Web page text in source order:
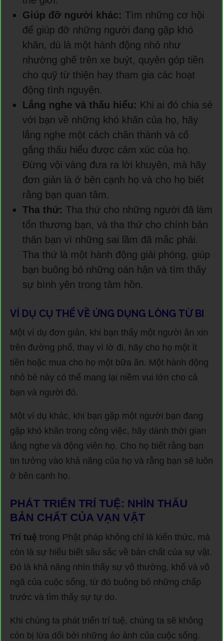
Giúp đỡ người khác: Tìm những cơ hội
để giúp đỡ những người đang gặp khó
khăn, dù là một hành động nhỏ như
nhường ghế trên xe buýt, quyên góp tiền
cho quỹ từ thiện hay tham gia các hoạt
động tình nguyện.
Lắng nghe và thấu hiểu: Khi ai đó chia sẻ
với bạn về những khó khăn của họ, hãy
lắng nghe một cách chân thành và cố
gắng thấu hiểu được cảm xúc của họ.
Đừng vội vàng đưa ra lời khuyên, mà hãy
đơn giản là ở bên cạnh họ và cho họ biết
rằng bạn quan tâm.
Tha thứ: Tha thứ cho những người đã làm
tổn thương bạn, và tha thứ cho chính bản
thân bạn vì những sai lầm đã mắc phải.
Tha thứ là một hành động giải phóng, giúp
bạn buông bỏ những oán hận và tìm thấy
sự bình yên trong tâm hồn.
VÍ DỤ CỤ THỂ VỀ ỨNG DỤNG LÒNG TỪ BI
Một ví dụ đơn giản, khi bạn thấy một người ăn xin
trên đường phố, thay vì lờ đi, hãy cho họ một ít
tiền hoặc mua cho họ một bữa ăn. Một hành động
nhỏ bé này có thể mang lại niềm vui lớn cho cả
bạn và người đó.
Một ví dụ khác, khi bạn gặp một người bạn đang
gặp khó khăn trong công việc, hãy dành thời gian
lắng nghe và động viên họ. Cho họ biết rằng bạn
tin tưởng vào khả năng của họ và rằng bạn sẽ luôn
ở bên cạnh họ.
PHÁT TRIỂN TRÍ TUỆ: NHÌN THẤU
BẢN CHẤT CỦA VẠN VẬT
Trí tuệ trong Phật pháp không chỉ là kiến thức, mà
còn là sự hiểu biết sâu sắc về bản chất của sự vật.
Đó là khả năng nhìn thấy sự vô thường, khổ và vô
ngã của cuộc sống, từ đó buông bỏ những chấp
trước và tìm thấy sự tự do.
Khi chúng ta phát triển trí tuệ, chúng ta sẽ không
còn bị lừa dối bởi những ảo ảnh của cuộc sống.